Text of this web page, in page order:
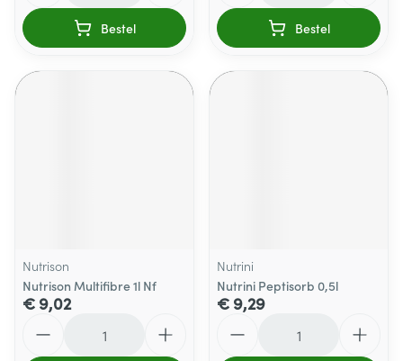
Bestel Bestel
Nutrison
Nutrison Multifibre 1l Nf
€ 9,02
Nutrini
Nutrini Peptisorb 0,5l
€ 9,29